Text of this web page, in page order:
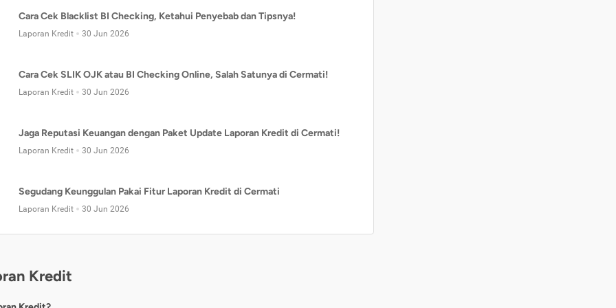
Cara Cek Blacklist BI Checking, Ketahui Penyebab dan Tipsnya!
Laporan Kredit 30 Jun 2026
Cara Cek SLIK OJK atau BI Checking Online, Salah Satunya di Cermati!
Laporan Kredit 30 Jun 2026
Jaga Reputasi Keuangan dengan Paket Update Laporan Kredit di Cermati!
Laporan Kredit 30 Jun 2026
Segudang Keunggulan Pakai Fitur Laporan Kredit di Cermati
Laporan Kredit 30 Jun 2026
Kredit